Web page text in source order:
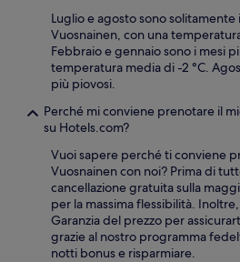
Luglio e agosto sono solitamente
Vuosnainen, con una
Febbraio e gennaio sono i mesi
temperatura media di -2 °C.
più piovosi.
Perché mi conviene prenotare il
su Hotels.com?
Vuoi sapere perché ti conviene
Vuosnainen con noi? Prima di
cancellazione gratuita sulla
per la massima flessibilità.
Garanzia del prezzo per
grazie al nostro programma
notti bonus e risparmiare.